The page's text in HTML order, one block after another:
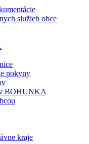
služieb obce
pokyny
BOHUNKA
kraje